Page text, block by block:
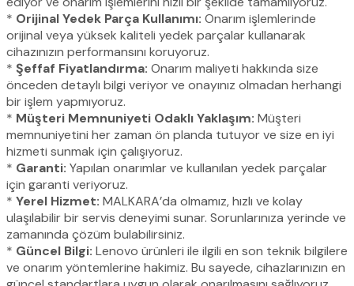
* Orijinal Yedek Parça Kullanımı: Onarım işlemlerinde
orijinal veya yüksek kaliteli yedek parçalar kullanarak
cihazınızın performansını koruyoruz.
* Şeffaf Fiyatlandırma: Onarım maliyeti hakkında size
önceden detaylı bilgi veriyor ve onayınız olmadan herhangi
bir işlem yapmıyoruz.
* Müşteri Memnuniyeti Odaklı Yaklaşım: Müşteri
memnuniyetini her zaman ön planda tutuyor ve size en iyi
hizmeti sunmak için çalışıyoruz.
* Garanti: Yapılan onarımlar ve kullanılan yedek parçalar
için garanti veriyoruz.
* Yerel Hizmet: MALKARA’da olmamız, hızlı ve kolay
ulaşılabilir bir servis deneyimi sunar. Sorunlarınıza yerinde ve
zamanında çözüm bulabilirsiniz.
* Güncel Bilgi: Lenovo ürünleri ile ilgili en son teknik bilgilere
ve onarım yöntemlerine hakimiz. Bu sayede, cihazlarınızın en